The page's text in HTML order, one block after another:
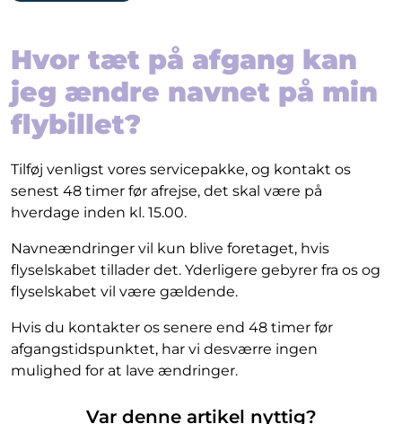
Hvor tæt på afgang kan
jeg ændre navnet på min
flybillet?
Tilføj venligst vores servicepakke, og kontakt os
senest 48 timer før afrejse, det skal være på
hverdage inden kl. 15.00.
Navneændringer vil kun blive foretaget, hvis
flyselskabet tillader det. Yderligere gebyrer fra os og
flyselskabet vil være gældende.
Hvis du kontakter os senere end 48 timer før
afgangstidspunktet, har vi desværre ingen
mulighed for at lave ændringer.
Var denne artikel nyttig?